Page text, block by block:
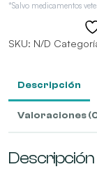
*Salvo medicamentos
SKU: N/D
Descripción
Valoraciones
Descripción